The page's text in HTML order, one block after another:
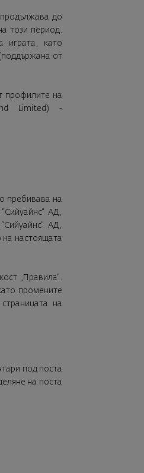
продължава до
този период.
играта, като
от
профилите на
Limited) -
пребивава на
АД,
АД,
на настоящата
„Правила“.
промените
на
под поста
на поста